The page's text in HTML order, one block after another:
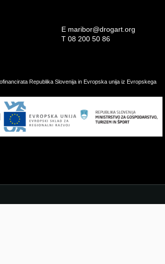
E maribor@drogart.org
T 08 200 50 86
Republika Slovenija in Evropska unija iz Evropskega